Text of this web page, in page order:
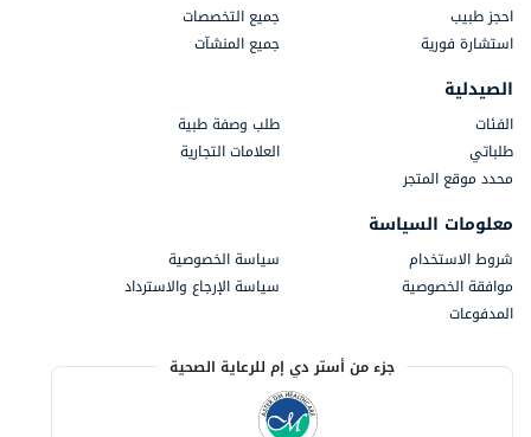
احجز طبيب
جميع التخصصات
استشارة فورية
جميع المنشآت
الصيدلية
الفئات
طلب وصفة طبية
طلباتي
العلامات التجارية
محدد موقع المتجر
معلومات السياسة
شروط الاستخدام
سياسة الخصوصية
موافقة الخصوصية
سياسة الإرجاع والاسترداد
المدفوعات
جزء من أستر دي إم للرعاية الصحية